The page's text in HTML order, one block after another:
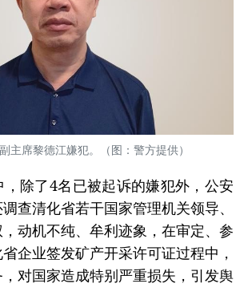
主席黎德江嫌犯。（图：警方提供）
除了4名已被起诉的嫌犯外，公安
查清化省若干国家管理机关领导、
动机不纯、牟利迹象，在审定、参
企业签发矿产开采许可证过程中，
对国家造成特别严重损失，引发舆